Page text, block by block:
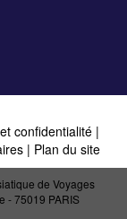
confidentialité|
| Plan du site
de Voyages
- 75019 PARIS